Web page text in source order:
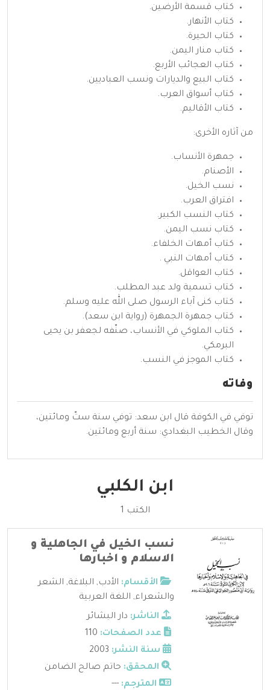
كتاب قسمة الأرضين.
كتاب الأنهار.
كتاب الحيرة.
كتاب منار اليمن.
كتاب العجائب الأربع.
كتاب البيع والديارات ونسب العباديين.
كتاب أسواق العرب.
كتاب الأقاليم.
من آثاره الأخرى:
جمهرة الأنساب.
الأصنام.
نسب الخيل.
افتراق العرب.
كتاب النسب الكبير.
كتاب نسب اليمن.
كتاب أمهات الخلفاء.
كتاب أمهات النبي .
كتاب العواقل.
كتاب تسمية ولد عبد المطلب.
كتاب كنى آباء الرسول صلى الله عليه وسلم.
كتاب جمهرة الجمهرة (رواية ابن سعد).
كتاب الملوكي في الأنساب، صنّفه لجعفر بن يحيى
البرمكي.
كتاب الموجز في النسب.
وفاته
توفي في الكوفة قال ابن سعد: توفي سنة ستّ ومائتين،
وقال الخطيب البغدادي: سنة أربع ومائتين.
ابن الكلبي
الكتب 1
نسب الخيل في الجاهلية و
الاسلام و اخبارها
الأقسام: الأدب, البلاغة, الشعر
والشعراء, اللغة العربية
الناشر: دار البشائر
عدد الصفحات:
سنة النشر:
المحقق: حاتم صالح الضامن
المترجم: ---